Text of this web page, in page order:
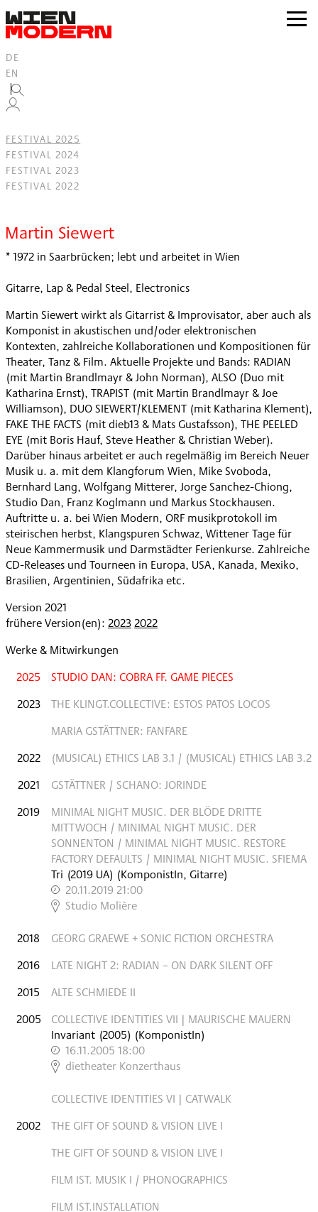
springen
zur
DE
EN
FESTIVAL 2025
FESTIVAL 2024
FESTIVAL 2023
FESTIVAL 2022
Martin Siewert
* 1972 in Saarbrücken; lebt und arbeitet in Wien
Gitarre, Lap & Pedal Steel, Electronics
Martin Siewert wirkt als Gitarrist & Improvisator, aber auch als
Komponist in akustischen und/oder elektronischen
Kontexten, zahlreiche Kollaborationen und Kompositionen für
Theater, Tanz & Film. Aktuelle Projekte und Bands: RADIAN
(mit Martin Brandlmayr & John Norman), ALSO (Duo mit
Katharina Ernst), TRAPIST (mit Martin Brandlmayr & Joe
Williamson), DUO SIEWERT/KLEMENT (mit Katharina Klement),
FAKE THE FACTS (mit dieb13 & Mats Gustafsson), THE PEELED
EYE (mit Boris Hauf, Steve Heather & Christian Weber).
Darüber hinaus arbeitet er auch regelmäßig im Bereich Neuer
Musik u. a. mit dem Klangforum Wien, Mike Svoboda,
Bernhard Lang, Wolfgang Mitterer, Jorge Sanchez-Chiong,
Studio Dan, Franz Koglmann und Markus Stockhausen.
Auftritte u. a. bei Wien Modern, ORF musikprotokoll im
steirischen herbst, Klangspuren Schwaz, Wittener Tage für
Neue Kammermusik und Darmstädter Ferienkurse. Zahlreiche
CD-Releases und Tourneen in Europa, USA, Kanada, Mexiko,
Brasilien, Argentinien, Südafrika etc.
Version 2021
frühere Version(en): 20232022
Werke & Mitwirkungen
2025
STUDIO DAN: COBRA FF. GAME PIECES
2023
THE KLINGT.COLLECTIVE: ESTOS PATOS LOCOS
MARIA GSTÄTTNER: FANFARE
2022
(MUSICAL) ETHICS LAB 3.1 / (MUSICAL) ETHICS LAB 3.2
2021
GSTÄTTNER / SCHANO: JORINDE
2019
MINIMAL NIGHT MUSIC. DER BLÖDE DRITTE
MITTWOCH / MINIMAL NIGHT MUSIC. DER
SONNENTON / MINIMAL NIGHT MUSIC. RESTORE
FACTORY DEFAULTS / MINIMAL NIGHT MUSIC. SFIEMA
Tri (2019 UA) (KomponistIn, Gitarre)
20.11.2019 21:00
,
Studio Molière
2018
GEORG GRAEWE + SONIC FICTION ORCHESTRA
2016
LATE NIGHT 2: RADIAN – ON DARK SILENT OFF
2015
ALTE SCHMIEDE II
2005
COLLECTIVE IDENTITIES VII | MAURISCHE MAUERN
Invariant (2005) (KomponistIn)
16.11.2005 18:00
,
dietheater Konzerthaus
COLLECTIVE IDENTITIES VI | CATWALK
2002
THE GIFT OF SOUND & VISION LIVE I
THE GIFT OF SOUND & VISION LIVE I
FILM IST. MUSIK I / PHONOGRAPHICS
FILM IST.INSTALLATION